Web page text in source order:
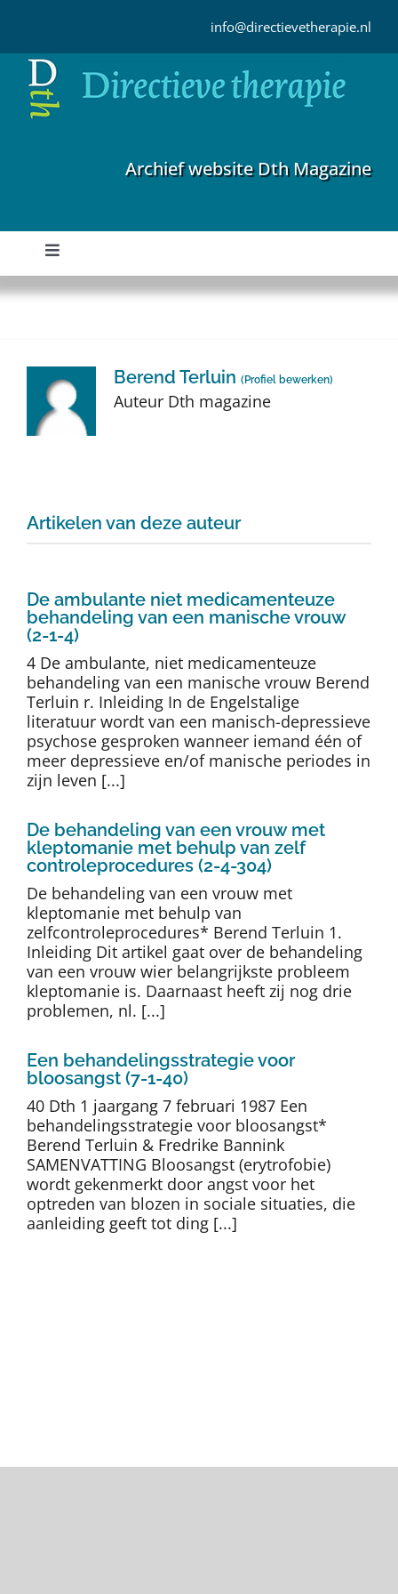
inhoud
info@directievetherapie.nl
Archief website Dth Magazine
Toggle
Navigation
Home
Auteurs
Over Dth
Contact
Berend Terluin ( Profiel bewerken)
Auteur Dth magazine
Artikelen van deze auteur
De ambulante niet medicamenteuze
behandeling van een manische vrouw
(2-1-4)
4 De ambulante, niet medicamenteuze
behandeling van een manische vrouw Berend
Terluin r. Inleiding In de Engelstalige
literatuur wordt van een manisch-depressieve
psychose gesproken wanneer iemand één of
meer depressieve en/of manische periodes in
zijn leven [...]
De behandeling van een vrouw met
kleptomanie met behulp van zelf
controleprocedures (2-4-304)
De behandeling van een vrouw met
kleptomanie met behulp van
zelfcontroleprocedures* Berend Terluin 1.
Inleiding Dit artikel gaat over de behandeling
van een vrouw wier belangrijkste probleem
kleptomanie is. Daarnaast heeft zij nog drie
problemen, nl. [...]
Een behandelingsstrategie voor
bloosangst (7-1-40)
40 Dth 1 jaargang 7 februari 1987 Een
behandelingsstrategie voor bloosangst*
Berend Terluin & Fredrike Bannink
SAMENVATTING Bloosangst (erytrofobie)
wordt gekenmerkt door angst voor het
optreden van blozen in sociale situaties, die
aanleiding geeft tot ding [...]